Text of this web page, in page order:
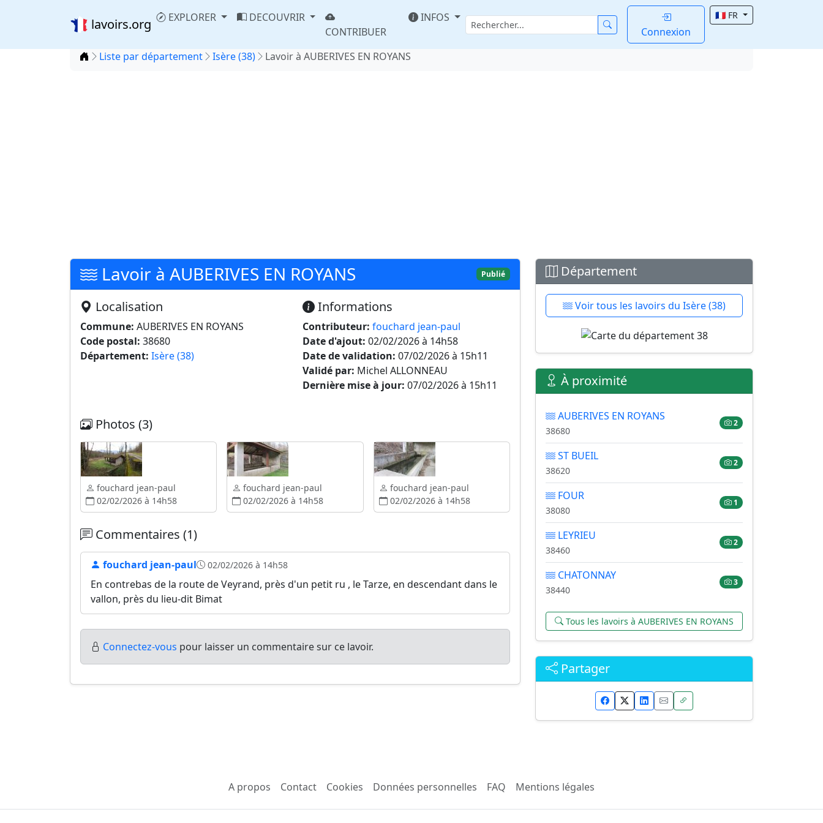
lavoirs.org EXPLORER
DECOUVRIR
CONTRIBUER
INFOS
Connexion
🇫🇷 FR
Accueil
Liste par département Isère (38) Lavoir à AUBERIVES EN ROYANS
Lavoir à AUBERIVES EN ROYANS Publié
Localisation
Commune: AUBERIVES EN ROYANS
Code postal: 38680
Département: Isère (38)
Informations
Contributeur: fouchard jean-paul
Date d'ajout: 02/02/2026 à 14h58
Date de validation: 07/02/2026 à 15h11
Validé par: Michel ALLONNEAU
Dernière mise à jour: 07/02/2026 à 15h11
Photos (3)
fouchard jean-paul
02/02/2026 à 14h58
fouchard jean-paul
02/02/2026 à 14h58
fouchard jean-paul
02/02/2026 à 14h58
Commentaires (1)
fouchard jean-paul 02/02/2026 à 14h58
En contrebas de la route de Veyrand, près d'un petit ru , le Tarze, en descendant dans le
vallon, près du lieu-dit Bimat
Connectez-vous pour laisser un commentaire sur ce lavoir.
Département
Voir tous les lavoirs du Isère (38)
À proximité
AUBERIVES EN ROYANS
38680
2
ST BUEIL
38620
2
FOUR
38080
1
LEYRIEU
38460
2
CHATONNAY
38440
3
Tous les lavoirs à AUBERIVES EN ROYANS
Partager
A propos Contact Cookies Données personnelles FAQ Mentions légales